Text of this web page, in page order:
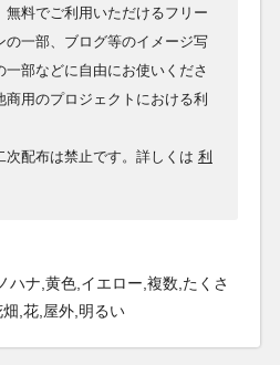
無料でご利用いただけるフリー
の一部、ブログ等のイメージ写
部などに自由にお使いくださ
用のプロジェクトにおける利
配布は禁止です。詳しくは 利
ハナ,黄色,イエロー,複数,たくさ
,花,屋外,明るい